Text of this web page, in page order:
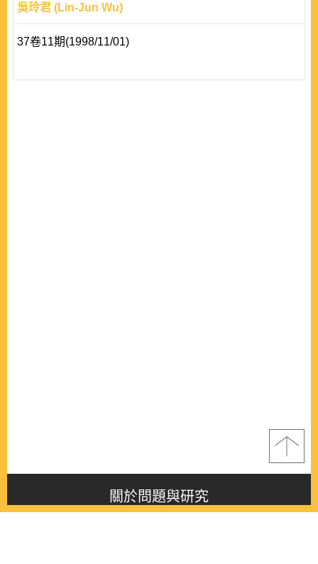
吳玲君 (Lin-Jun Wu)
37卷11期(1998/11/01)
關於問題與研究
About this journal